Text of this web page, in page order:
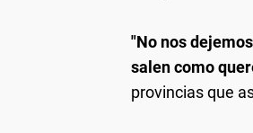
"No nos
salen como
provincias que